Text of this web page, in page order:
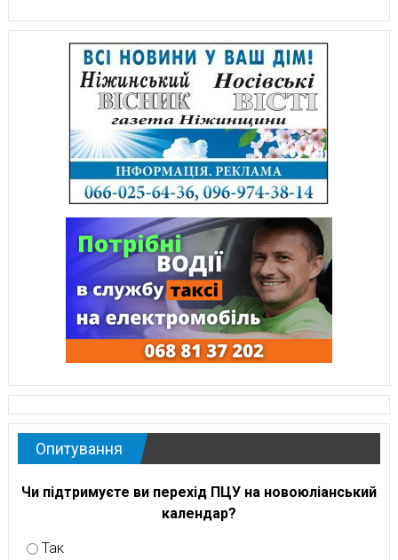
Опитування
Чи підтримуєте ви перехід ПЦУ на новоюліанський
календар?
Так